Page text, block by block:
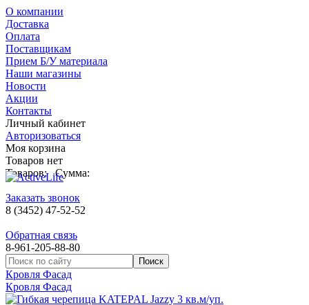
О компании
Доставка
Оплата
Поставщикам
Прием Б/У материала
Наши магазины
Новости
Акции
Контакты
Личный кабинет
Авторизоваться
Моя корзина
Товаров нет
Товаров: Сумма:
Заказать звонок
8 (3452) 47-52-52
Обратная связь
8-961-205-88-80
Кровля Фасад
Кровля Фасад